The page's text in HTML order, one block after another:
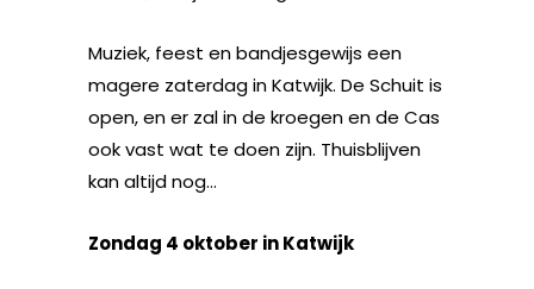
Muziek, feest en bandjesgewijs een
magere zaterdag in Katwijk. De Schuit is
open, en er zal in de kroegen en de Cas
ook vast wat te doen zijn. Thuisblijven
kan altijd nog…
Zondag 4 oktober in Katwijk